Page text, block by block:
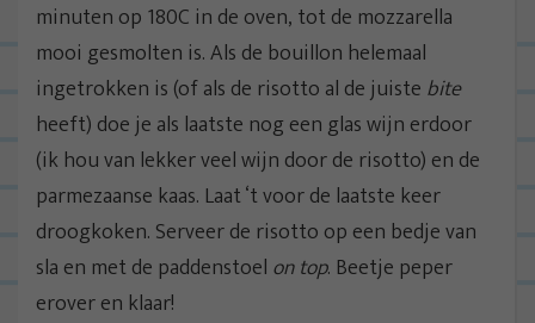
minuten op 180C in de oven, tot de mozzarella
mooi gesmolten is. Als de bouillon helemaal
ingetrokken is (of als de risotto al de juiste bite
heeft) doe je als laatste nog een glas wijn erdoor
(ik hou van lekker veel wijn door de risotto) en de
parmezaanse kaas. Laat ‘t voor de laatste keer
droogkoken. Serveer de risotto op een bedje van
sla en met de paddenstoel on top. Beetje peper
erover en klaar!